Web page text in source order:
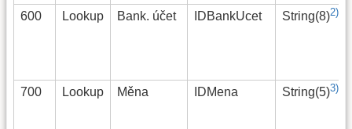
600 Lookup Bank. účet IDBankUcet String(8)2)
700 Lookup Měna IDMena String(5)3)